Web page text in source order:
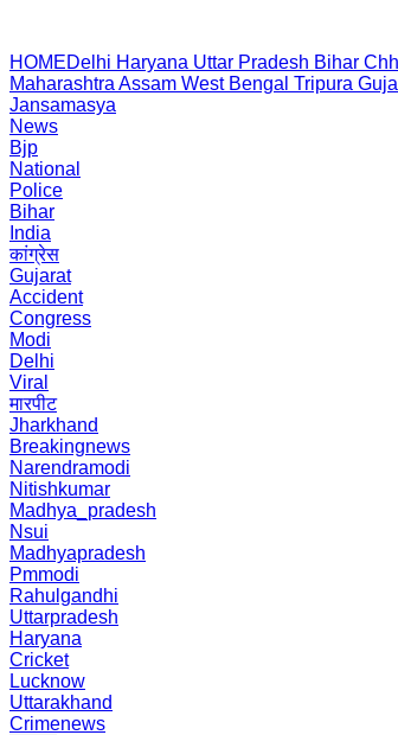
HOMEDelhi Haryana Uttar Pradesh Bihar
Maharashtra Assam West Bengal Tripura
Jansamasya
News
Bjp
National
Police
Bihar
India
कांग्रेस
Gujarat
Accident
Congress
Modi
Delhi
Viral
मारपीट
Jharkhand
Breakingnews
Narendramodi
Nitishkumar
Madhya_pradesh
Nsui
Madhyapradesh
Pmmodi
Rahulgandhi
Uttarpradesh
Haryana
Cricket
Lucknow
Uttarakhand
Crimenews